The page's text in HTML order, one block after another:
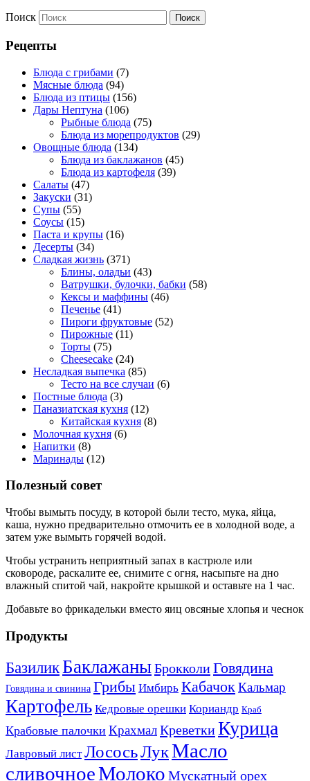
Поиск
Рецепты
Блюда с грибами (7)
Мясные блюда (94)
Блюда из птицы (156)
Дары Нептуна (106)
Рыбные блюда (75)
Блюда из морепродуктов (29)
Овощные блюда (134)
Блюда из баклажанов (45)
Блюда из картофеля (39)
Салаты (47)
Закуски (31)
Супы (55)
Соусы (15)
Паста и крупы (16)
Десерты (34)
Сладкая жизнь (371)
Блины, оладьи (43)
Ватрушки, булочки, бабки (58)
Кексы и маффины (46)
Печенье (41)
Пироги фруктовые (52)
Пирожные (11)
Торты (75)
Cheesecake (24)
Несладкая выпечка (85)
Тесто на все случаи (6)
Постные блюда (3)
Паназиатская кухня (12)
Китайская кухня (8)
Молочная кухня (6)
Напитки (8)
Маринады (12)
Полезный совет
Чтобы вымыть посуду, в которой были тесто, мука, яйца,
каша, нужно предварительно отмочить ее в холодной воде, а
затем уже вымыть горячей водой.
Чтобы устранить неприятный запах в кастрюле или
сковороде, раскалите ее, снимите с огня, насыпьте на дно
влажный спитой чай, накройте крышкой и оставьте на 1 час.
Добавьте во фрикадельки вместо яиц овсяные хлопья и чеснок
Продукты
БазиликБаклажаныБрокколиГовядина
Говядина и свинина Грибы Имбирь КабачокКальмар
Картофель Кедровые орешки Кориандр Краб
Крабовые палочки КрахмалКреветкиКурица
Лавровый лист ЛососьЛукМасло
сливочноеМолоко Мускатный орех